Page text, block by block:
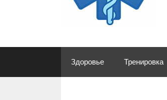
Здоровье Тренировка